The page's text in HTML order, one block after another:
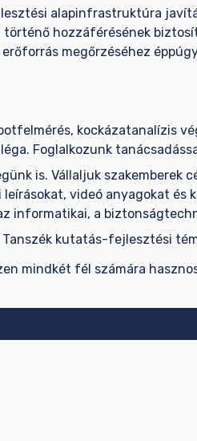
alapinfrastruktúra
hozzáférésének
megőrzéséhez
kockázatanalízis
Foglalkozunk
is. Vállaljuk
videó anyagokat
informatikai, a
Tanszék kutatás-fejlesztési
mindkét fél számára